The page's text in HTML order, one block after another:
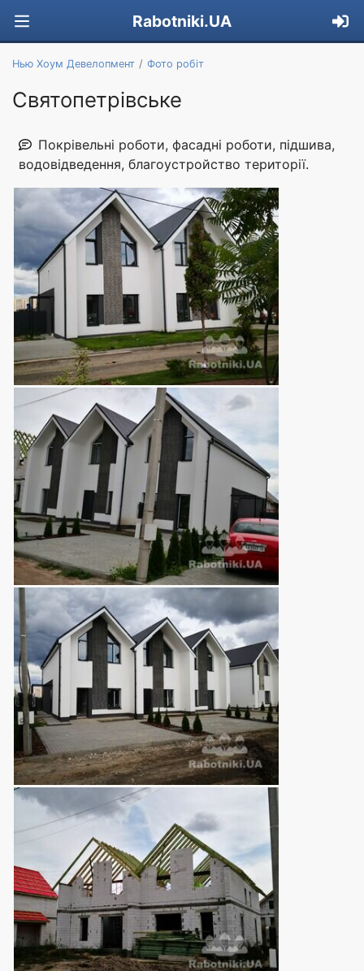
Rabotniki.UA
Нью Хоум Девелопмент Фото робіт
Святопетрівське
Покрівельні роботи, фасадні роботи, підшива,
водовідведення, благоустройство території.